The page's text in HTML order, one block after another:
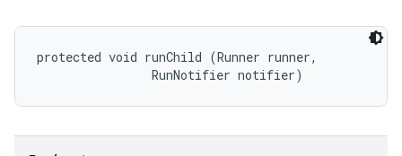
protected void runChild (Runner runner,
                RunNotifier notifier)